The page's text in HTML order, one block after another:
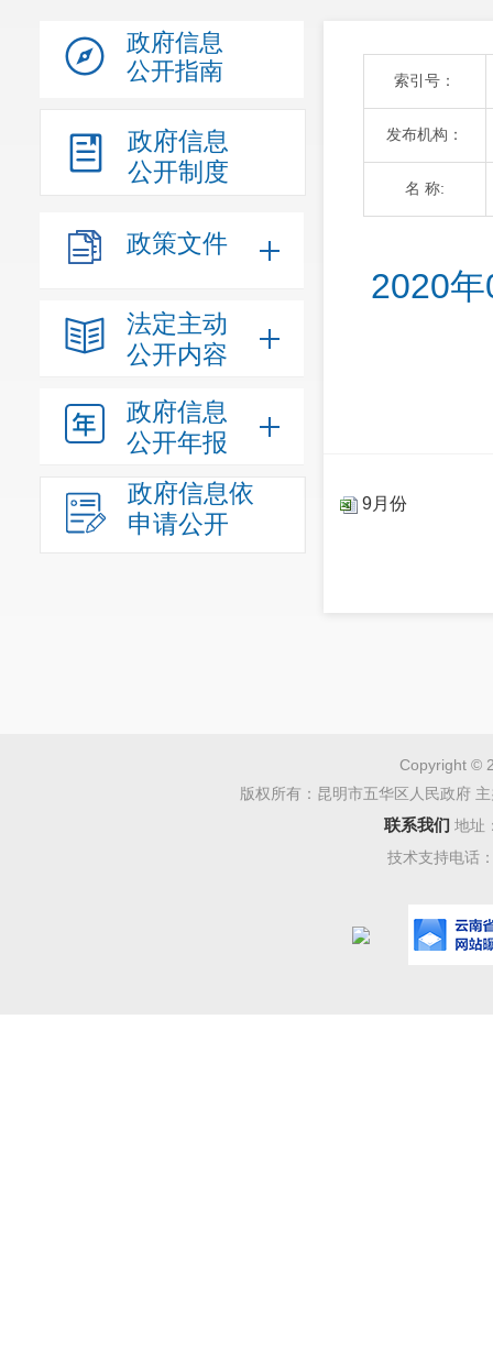
政府信息
公开指南
政府信息
公开制度
政策文件
法定主动
公开内容
政府信息
公开年报
政府信息依
申请公开
索引号：
发布机构：
名 称:
2020
9月份
Copyright ©
版权所有：昆明市五华区人民政府
联系我们 地址
技术支持电话